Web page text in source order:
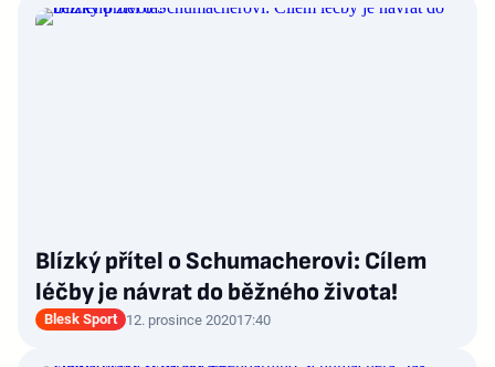
Blízký přítel o Schumacherovi: Cílem
léčby je návrat do běžného života!
Blesk Sport 12. prosince 202017:40